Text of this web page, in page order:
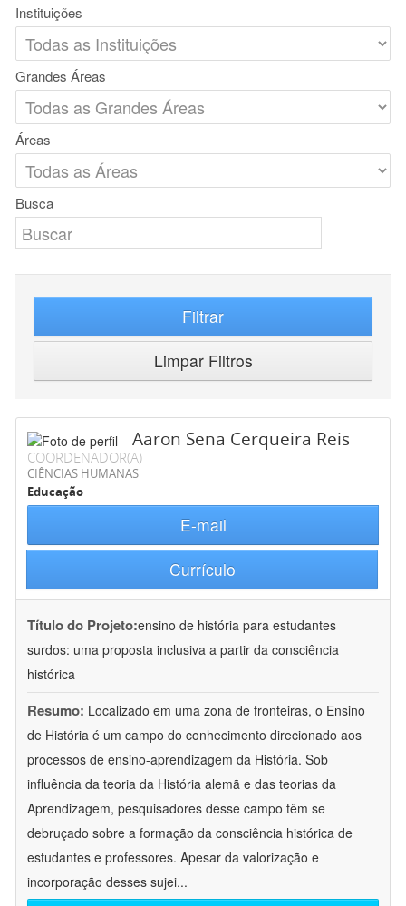
Instituições
Grandes Áreas
Áreas
Busca
Filtrar
Limpar Filtros
Aaron Sena Cerqueira Reis
COORDENADOR(A)
CIÊNCIAS HUMANAS
Educação
E-mail
Currículo
Título do Projeto:ensino de história para estudantes
surdos: uma proposta inclusiva a partir da consciência
histórica
Resumo: Localizado em uma zona de fronteiras, o Ensino
de História é um campo do conhecimento direcionado aos
processos de ensino-aprendizagem da História. Sob
influência da teoria da História alemã e das teorias da
Aprendizagem, pesquisadores desse campo têm se
debruçado sobre a formação da consciência histórica de
estudantes e professores. Apesar da valorização e
incorporação desses sujei...